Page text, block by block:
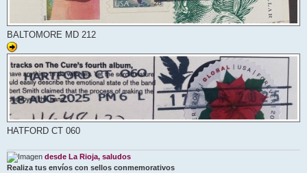
BALTOMORE MD 212
HATFORD CT 060
desde La Rioja, saludos
Realiza tus envíos con sellos conmemorativos